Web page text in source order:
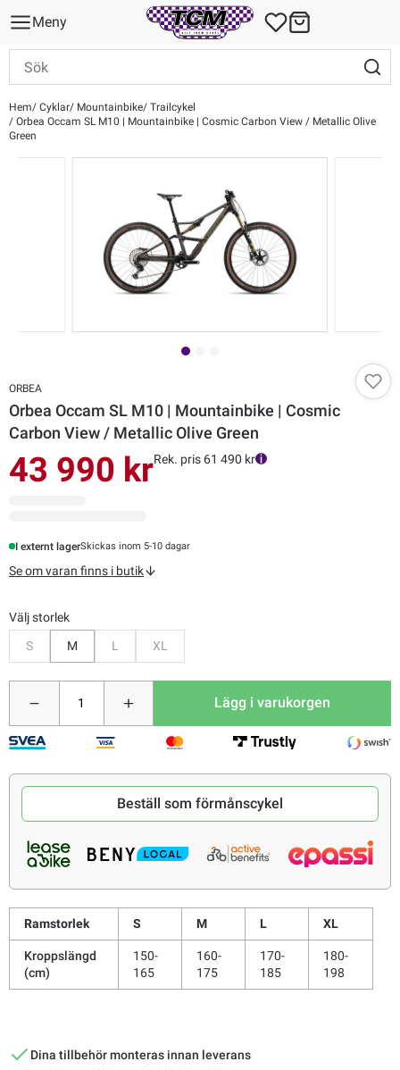
Meny
Hem Cyklar Mountainbike Trailcykel
Orbea Occam SL M10 | Mountainbike | Cosmic Carbon View / Metallic Olive
Green
ORBEA
Orbea Occam SL M10 | Mountainbike | Cosmic
Carbon View / Metallic Olive Green
43 990 krRek. pris 61 490 kr
I externt lagerSkickas inom 5-10 dagar
Se om varan finns i butik
Välj storlek
S
M L XL
Lägg i varukorgen
Beställ som förmånscykel
Ramstorlek S M L XL
Kroppslängd
(cm)
150-
165
160-
175
170-
185
180-
198
Dina tillbehör monteras innan leverans